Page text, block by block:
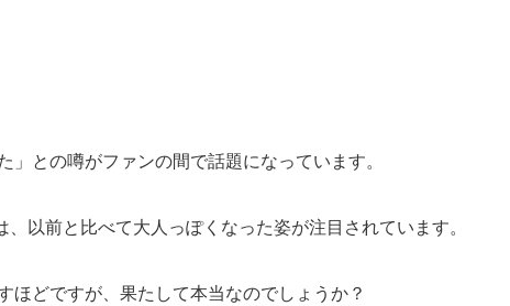
との噂がファンの間で話題になっています。
以前と比べて大人っぽくなった姿が注目されています。
ほどですが、果たして本当なのでしょうか？